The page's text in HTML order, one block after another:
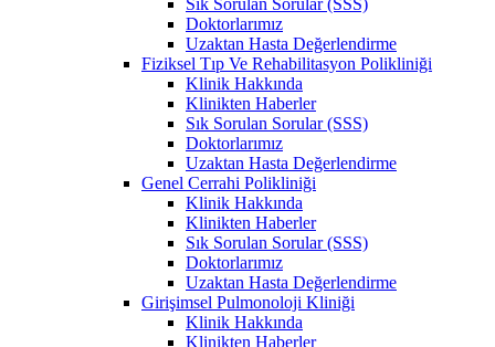
Doktorlarımız
Uzaktan Hasta Değerlendirme
Fiziksel Tıp Ve Rehabilitasyon Polikliniği
Klinik Hakkında
Klinikten Haberler
Sık Sorulan Sorular (SSS)
Doktorlarımız
Uzaktan Hasta Değerlendirme
Genel Cerrahi Polikliniği
Klinik Hakkında
Klinikten Haberler
Sık Sorulan Sorular (SSS)
Doktorlarımız
Uzaktan Hasta Değerlendirme
Girişimsel Pulmonoloji Kliniği
Klinik Hakkında
Klinikten Haberler